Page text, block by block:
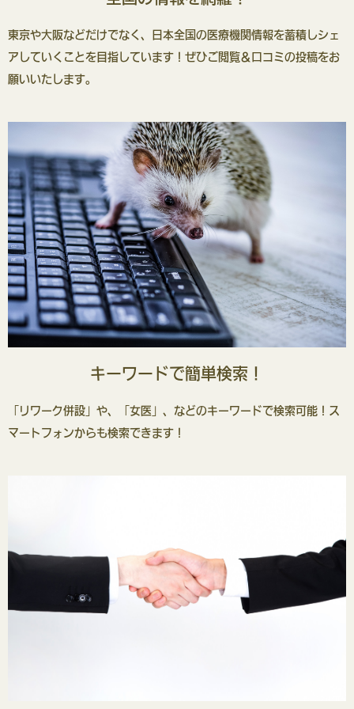
東京や大阪などだけでなく、日本全国の医療機関情報を蓄積しシェ
アしていくことを目指しています！ぜひご閲覧＆口コミの投稿をお
願いいたします。
キーワードで簡単検索！
「リワーク併設」や、「女医」、などのキーワードで検索可能！ス
マートフォンからも検索できます！